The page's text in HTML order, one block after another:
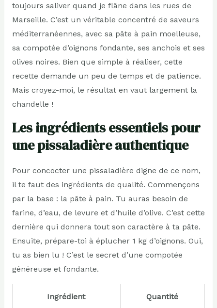
toujours saliver quand je flâne dans les rues de
Marseille. C’est un véritable concentré de saveurs
méditerranéennes, avec sa pâte à pain moelleuse,
sa compotée d’oignons fondante, ses anchois et ses
olives noires. Bien que simple à réaliser, cette
recette demande un peu de temps et de patience.
Mais croyez-moi, le résultat en vaut largement la
chandelle !
Les ingrédients essentiels pour
une pissaladière authentique
Pour concocter une pissaladière digne de ce nom,
il te faut des ingrédients de qualité. Commençons
par la base : la pâte à pain. Tu auras besoin de
farine, d’eau, de levure et d’huile d’olive. C’est cette
dernière qui donnera tout son caractère à ta pâte.
Ensuite, prépare-toi à éplucher 1 kg d’oignons. Oui,
tu as bien lu ! C’est le secret d’une compotée
généreuse et fondante.
Ingrédient Quantité